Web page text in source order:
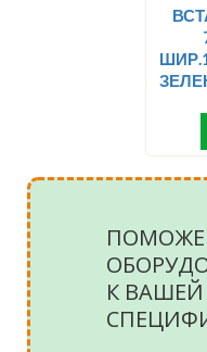
К ВАШЕЙ